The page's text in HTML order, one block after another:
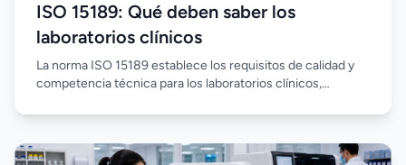
ISO 15189: Qué deben saber los
laboratorios clínicos
La norma ISO 15189 establece los requisitos de calidad y
competencia técnica para los laboratorios clínicos,
resultados confiables. Su implementación fortalece la
personal y aumenta la confianza en cada análisis realizado.